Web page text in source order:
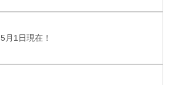
5月1日現在！